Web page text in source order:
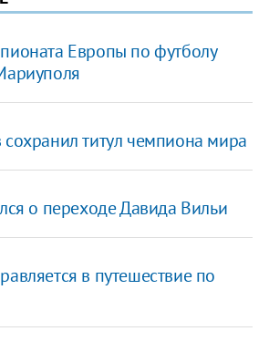
Европы по футболу
титул чемпиона мира
о переходе Давида Вильи
в путешествие по